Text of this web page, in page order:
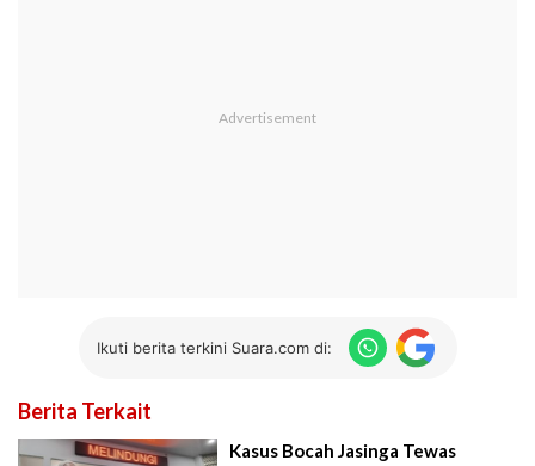
Ikuti berita terkini Suara.com di:
Berita Terkait
Kasus Bocah Jasinga Tewas